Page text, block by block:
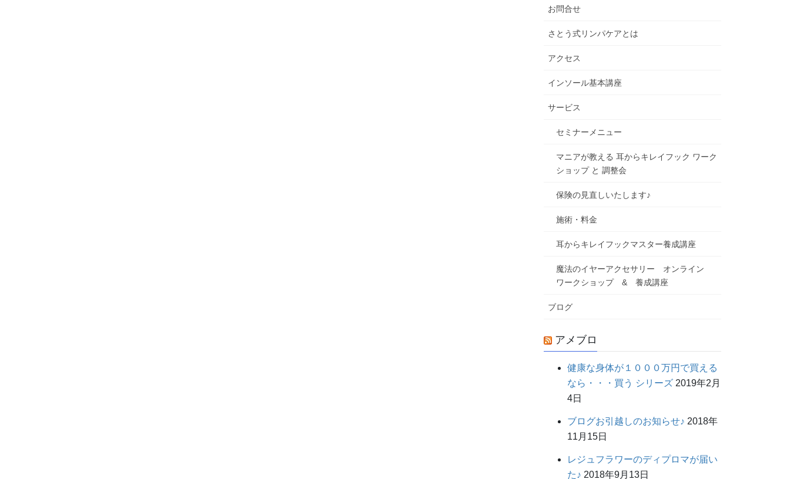
お問合せ
さとう式リンパケアとは
アクセス
インソール基本講座
サービス
セミナーメニュー
マニアが教える 耳からキレイフック ワーク
ショップ と 調整会
保険の見直しいたします♪
施術・料金
耳からキレイフックマスター養成講座
魔法のイヤーアクセサリー オンライン
ワークショップ & 養成講座
ブログ
アメブロ
健康な身体が１０００万円で買える
なら・・・買う シリーズ 2019年2月
4日
ブログお引越しのお知らせ♪ 2018年
11月15日
レジュフラワーのディプロマが届い
た♪ 2018年9月13日